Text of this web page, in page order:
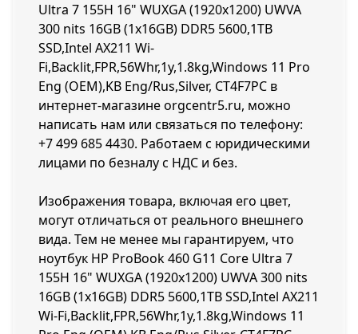
Ultra 7 155H 16" WUXGA (1920x1200) UWVA
300 nits 16GB (1x16GB) DDR5 5600,1TB
SSD,Intel AX211 Wi-
Fi,Backlit,FPR,56Whr,1y,1.8kg,Windows 11 Pro
Eng (OEM),KB Eng/Rus,Silver, CT4F7PC в
интернет-магазине orgcentr5.ru, можно
написать нам или связаться по телефону:
+7 499 685 4430. Работаем с юридическими
лицами по безналу с НДС и без.
Изображения товара, включая его цвет,
могут отличаться от реального внешнего
вида. Тем не менее мы гарантируем, что
ноутбук HP ProBook 460 G11 Core Ultra 7
155H 16" WUXGA (1920x1200) UWVA 300 nits
16GB (1x16GB) DDR5 5600,1TB SSD,Intel AX211
Wi-Fi,Backlit,FPR,56Whr,1y,1.8kg,Windows 11